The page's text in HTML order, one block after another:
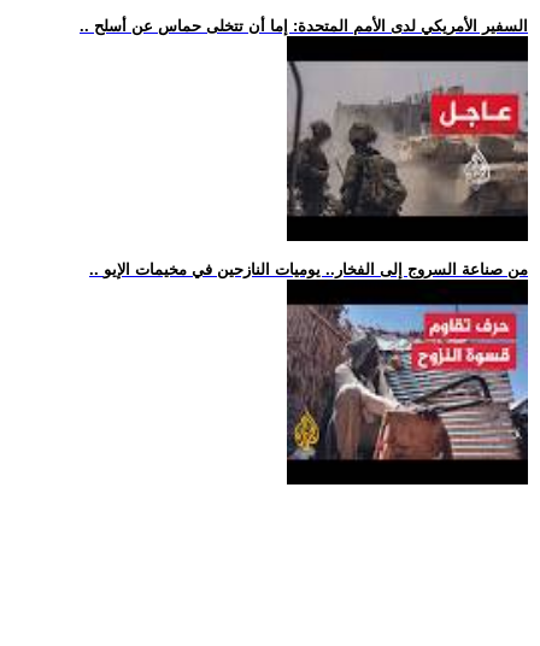
.. السفير الأمريكي لدى الأمم المتحدة: إما أن تتخلى حماس عن أسلح
.. من صناعة السروج إلى الفخار.. يوميات النازحين في مخيمات الإيو